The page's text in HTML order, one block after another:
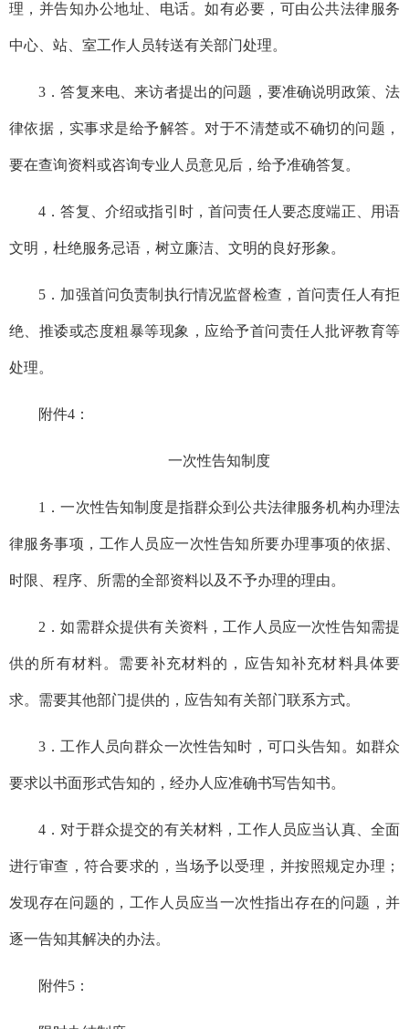
理，并告知办公地址、电话。如有必要， 可由公共法律服务
中心 、站、室工作人员转送有关部门处理。
3．答复来电、来访者提出的问题，要准确说明政策、法
律依据 ，实事求是给予解答。对于不清楚或不确切的问题 ，
要在查询资料或咨询专业人员意见后，给予准确答复。
4．答复、介绍或指引时，首问责任人要态度端正 用语
文明 ， 杜绝服务忌语，树立廉洁、文明的良好形象。
5．加强首问负责制 执行情况监督检查 ，首问责任人 有拒
绝、推诿或态度粗暴等现象， 应给予首问责任人批评教育等
处理。
附件4：
一次性告知制度
1．一次性告知制度是指群众到公共法律服务机构办理法
律服务事项 ， 工作 人员应一次性告知所要办理事项的依据、
时限、程序、所需的全部资料以及不予办理的理由。
2．如需群众提供有关资料，工作人员应一次性告知需提
供的所有材料。 需要补充材料的，应告知补充材料具体要
求。需要其他部门提供的，应告知有关部门联系方式。
3． 工作人员向群众一次性告知时，可口头告知。如群众
要求以书面形式告知的，经办人应准确书写告知书。
4．对于群众提交的有关材料 ，工作人员应当认真、全面
进行审查，符合要求的，当场予以受理，并按照规定办理；
发现存在问题的，工作人员应当一次性指出存在的问题，并
逐一告知其解决的办法。
附件5：